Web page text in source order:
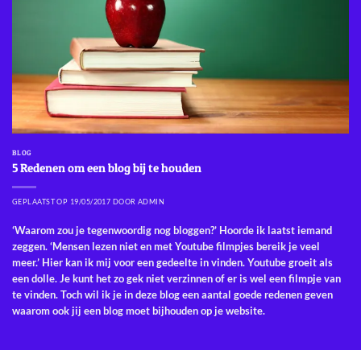
BLOG
5 Redenen om een blog bij te houden
GEPLAATST OP 19/05/2017 DOORADMIN
‘Waarom zou je tegenwoordig nog bloggen?’ Hoorde ik laatst iemand
zeggen. ‘Mensen lezen niet en met Youtube filmpjes bereik je veel
meer.’ Hier kan ik mij voor een gedeelte in vinden. Youtube groeit als
een dolle. Je kunt het zo gek niet verzinnen of er is wel een filmpje van
te vinden. Toch wil ik je in deze blog een aantal goede redenen geven
waarom ook jij een blog moet bijhouden op je website.